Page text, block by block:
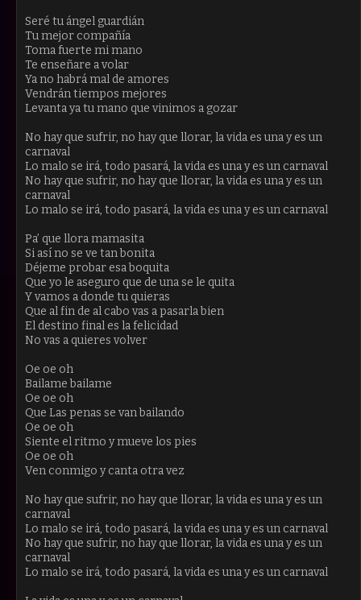
Seré tu ángel guardián
Tu mejor compañía
Toma fuerte mi mano
Te enseñare a volar
Ya no habrá mal de amores
Vendrán tiempos mejores
Levanta ya tu mano que vinimos a gozar
No hay que sufrir, no hay que llorar, la vida es una y es un
carnaval
Lo malo se irá, todo pasará, la vida es una y es un carnaval
No hay que sufrir, no hay que llorar, la vida es una y es un
carnaval
Lo malo se irá, todo pasará, la vida es una y es un carnaval
Pa’ que llora mamasita
Si así no se ve tan bonita
Déjeme probar esa boquita
Que yo le aseguro que de una se le quita
Y vamos a donde tu quieras
Que al fin de al cabo vas a pasarla bien
El destino final es la felicidad
No vas a quieres volver
Oe oe oh
Bailame bailame
Oe oe oh
Que Las penas se van bailando
Oe oe oh
Siente el ritmo y mueve los pies
Oe oe oh
Ven conmigo y canta otra vez
No hay que sufrir, no hay que llorar, la vida es una y es un
carnaval
Lo malo se irá, todo pasará, la vida es una y es un carnaval
No hay que sufrir, no hay que llorar, la vida es una y es un
carnaval
Lo malo se irá, todo pasará, la vida es una y es un carnaval